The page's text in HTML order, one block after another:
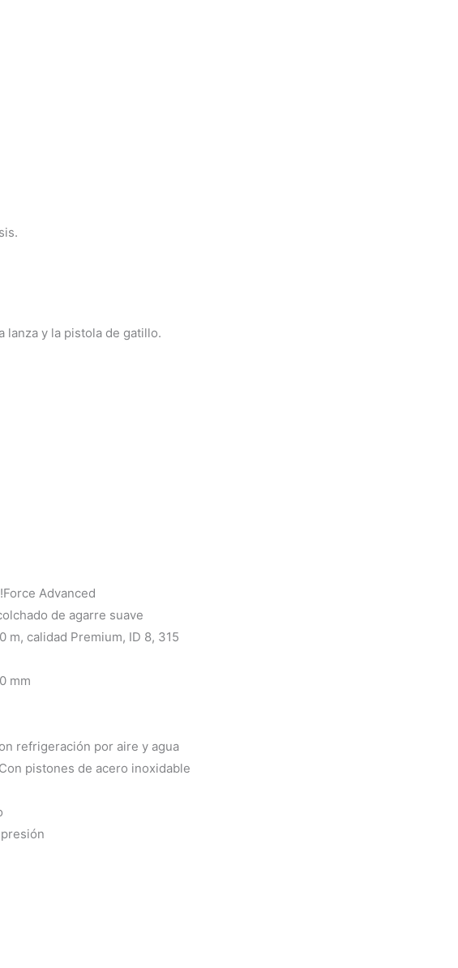
lanza y la pistola de gatillo.
Advanced
de agarre suave
m, calidad Premium, ID 8, 315
mm
refrigeración por aire y agua
pistones de acero inoxidable